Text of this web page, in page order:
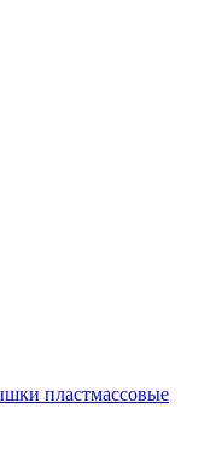
пластмассовые